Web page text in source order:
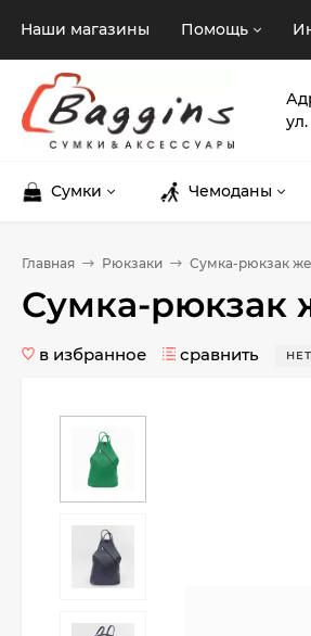
Наши магазины Помощь
Сумки Чемоданы
Главная Рюкзаки Сумка-рюкзак
Сумка-рюкзак
в избранное сравнить